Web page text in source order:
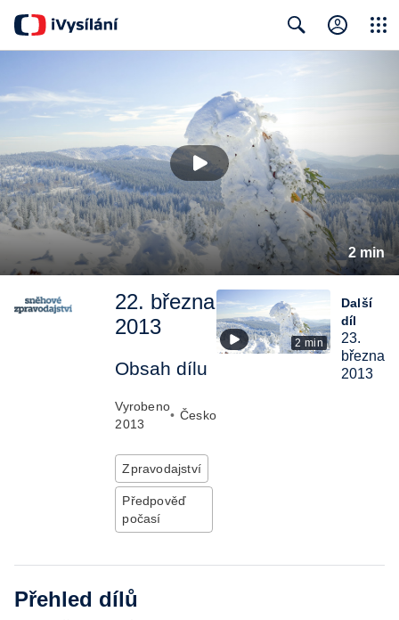
2 min
22. března
2013
Obsah dílu
Vyrobeno
2013
• Česko
Zpravodajství
Předpověď
počasí
2 min
Další
díl
23.
března
2013
Přehled dílů